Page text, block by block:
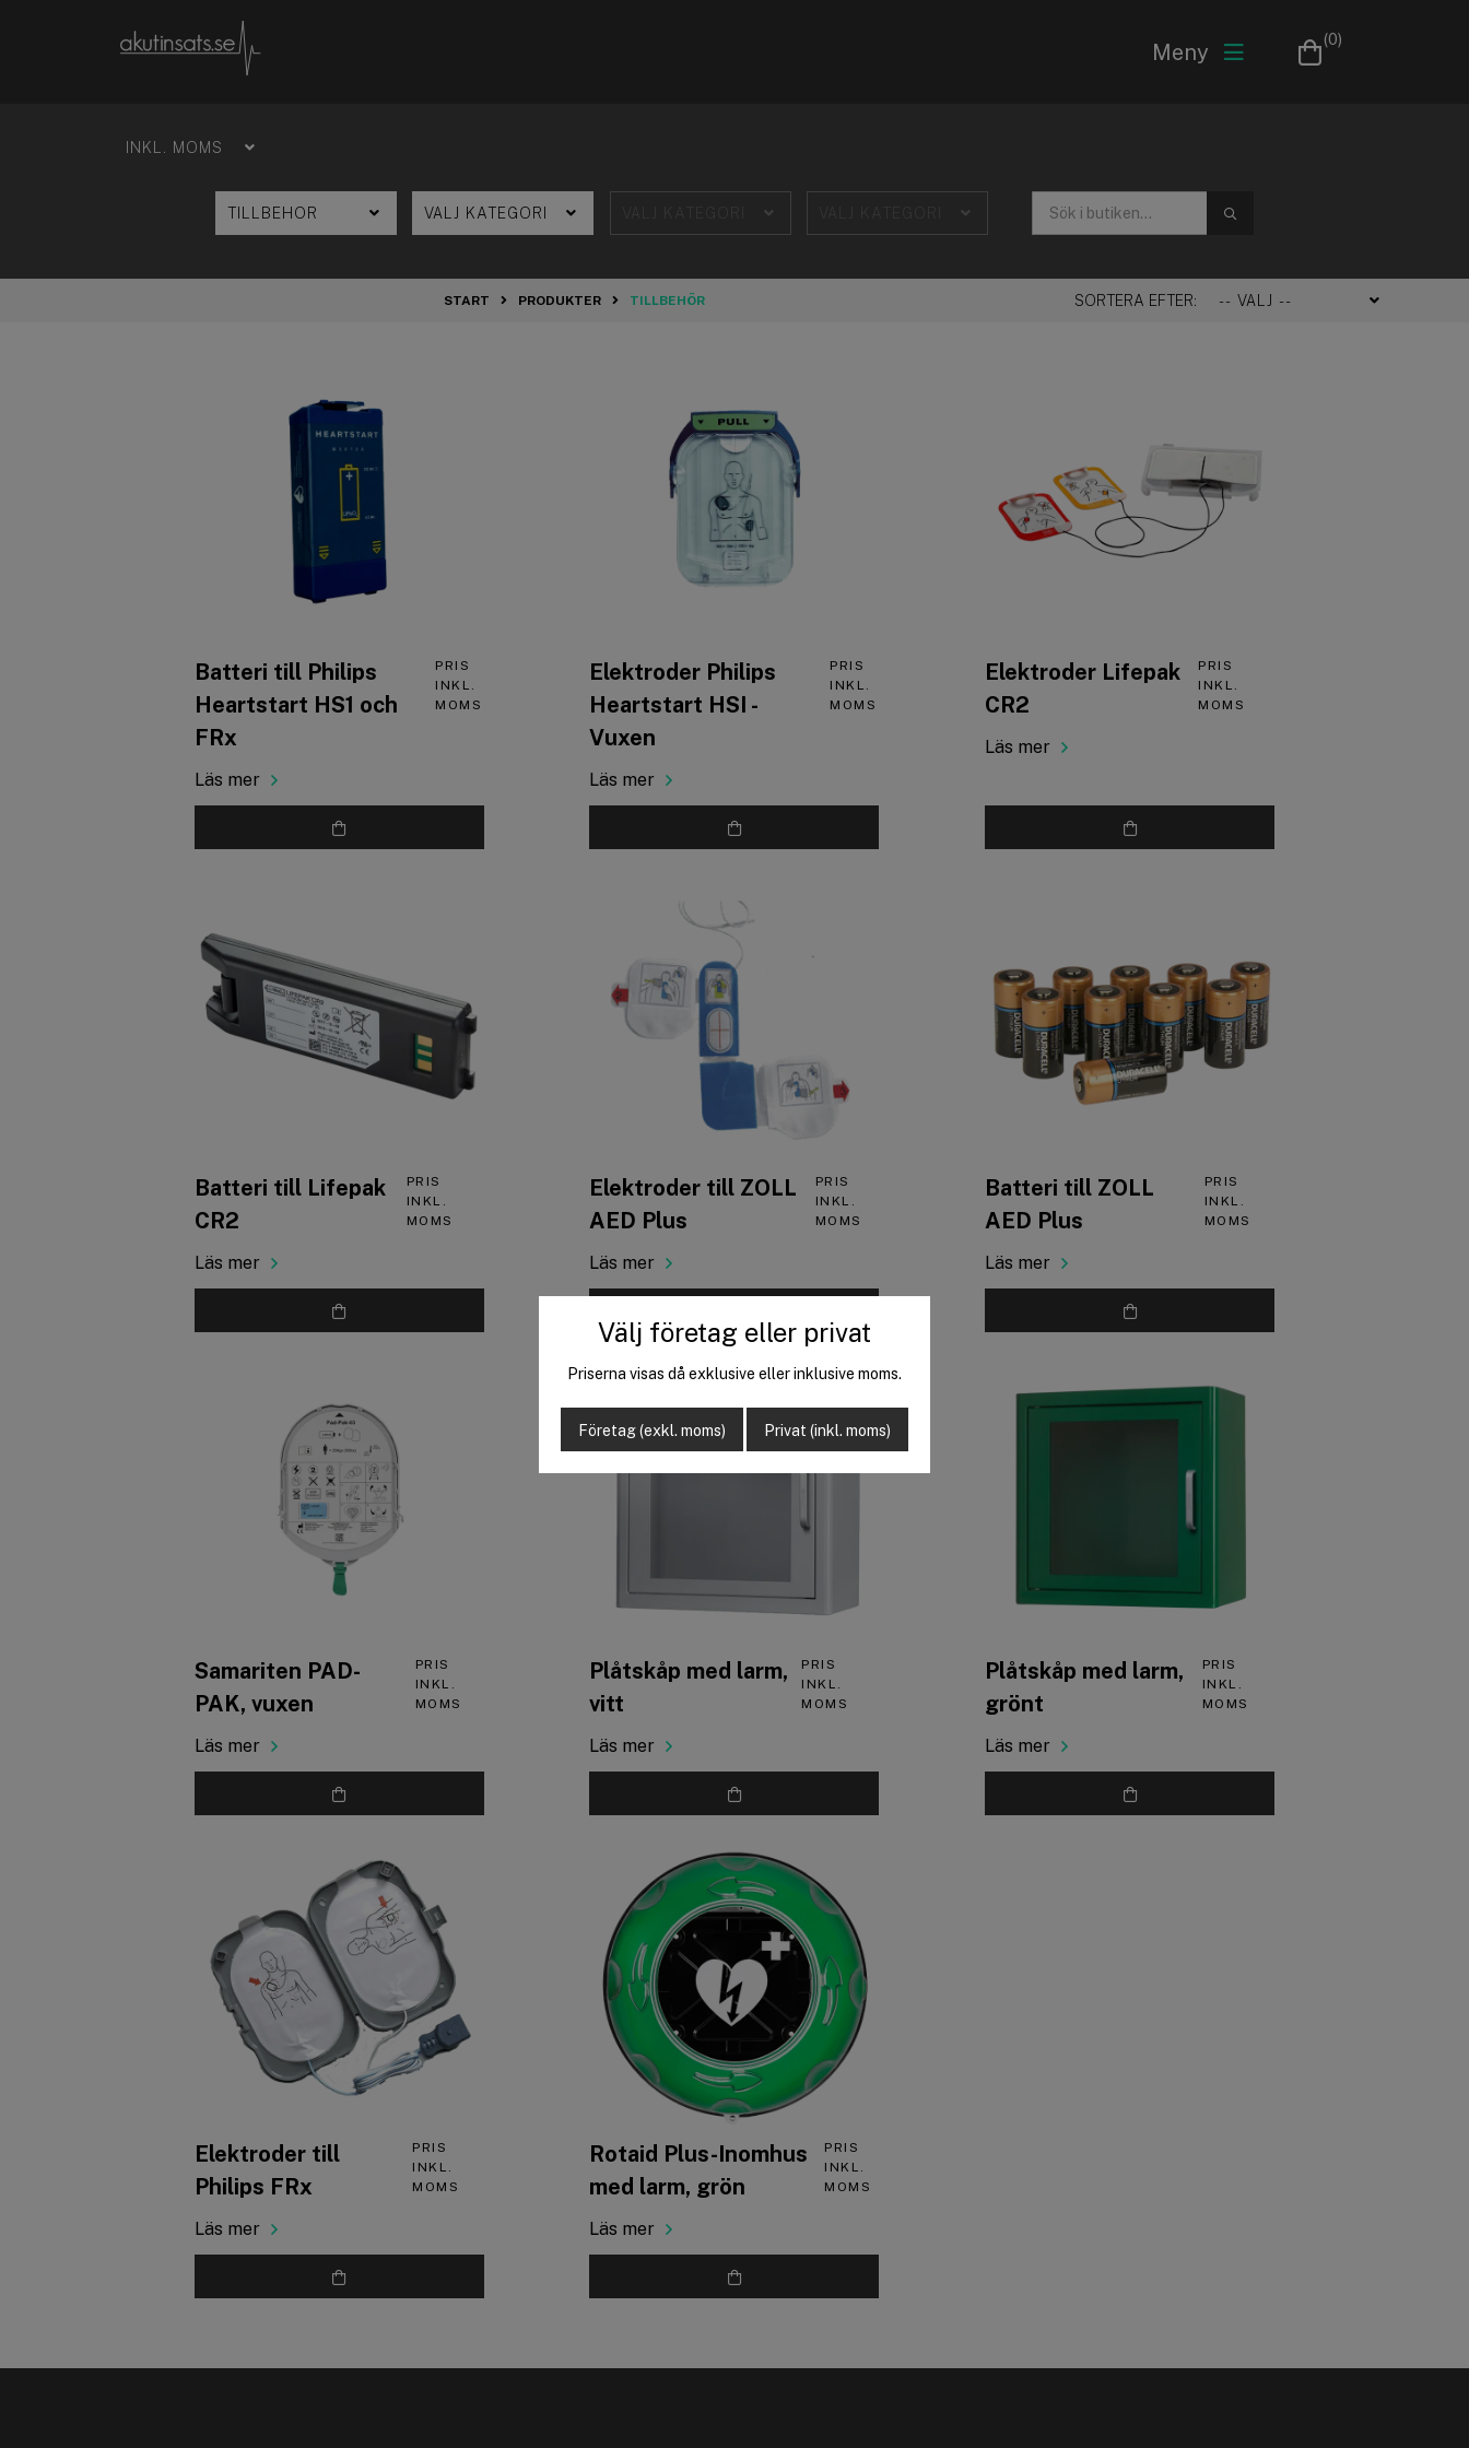
Meny
(0)
START PRODUKTER TILLBEHÖR SORTERA EFTER:
Batteri till Philips
Heartstart HS1 och
FRx
PRIS
INKL.
MOMS
Läs mer
Elektroder Philips
Heartstart HSI -
Vuxen
PRIS
INKL.
MOMS
Läs mer
Elektroder Lifepak
CR2
PRIS
INKL.
MOMS
Läs mer
Batteri till Lifepak
CR2
PRIS
INKL.
MOMS
Läs mer
Elektroder till ZOLL
AED Plus
PRIS
INKL.
MOMS
Läs mer
Batteri till ZOLL
AED Plus
PRIS
INKL.
MOMS
Läs mer
Samariten PAD-
PAK, vuxen
PRIS
INKL.
MOMS
Läs mer
Plåtskåp med larm,
vitt
PRIS
INKL.
MOMS
Läs mer
Plåtskåp med larm,
grönt
PRIS
INKL.
MOMS
Läs mer
Elektroder till
Philips FRx
PRIS
INKL.
MOMS
Läs mer
Rotaid Plus-Inomhus
med larm, grön
PRIS
INKL.
MOMS
Läs mer
Välj företag eller privat
Priserna visas då exklusive eller inklusive moms.
Företag (exkl. moms) Privat (inkl. moms)